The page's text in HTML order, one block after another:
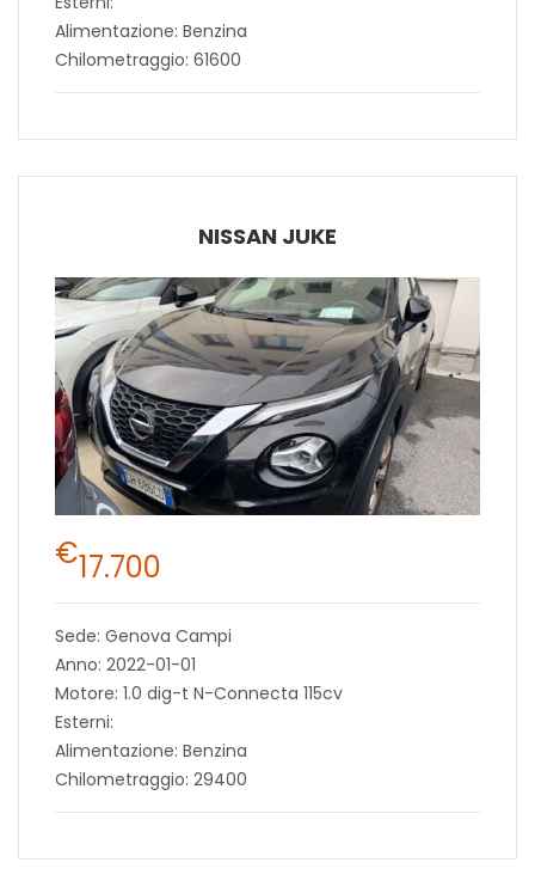
Alimentazione: Benzina
Chilometraggio: 61600
NISSAN JUKE
€17.700
Sede: Genova Campi
Anno: 2022-01-01
Motore: 1.0 dig-t N-Connecta 115cv
Esterni:
Alimentazione: Benzina
Chilometraggio: 29400